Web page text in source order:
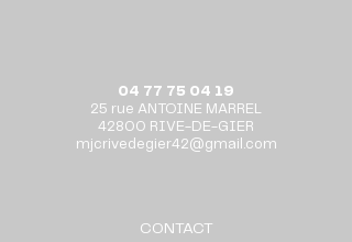
04 77 75 04 19
25 rue ANTOINE MARREL
42800 RIVE-DE-GIER
mjcrivedegier42@gmail.com
CONTACT